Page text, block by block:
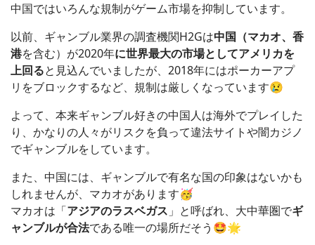
中国ではいろんな規制がゲーム市場を抑制しています。
以前、ギャンブル業界の調査機関H2Gは中国（マカオ、香
港を含む）が2020年に世界最大の市場としてアメリカを
上回ると見込んでいましたが、2018年にはポーカーアプ
リをブロックするなど、規制は厳しくなっています😢
よって、本来ギャンブル好きの中国人は海外でプレイした
り、かなりの人々がリスクを負って違法サイトや闇カジノ
でギャンブルをしています。
また、中国には、ギャンブルで有名な国の印象はないかも
しれませんが、マカオがあります🥳
マカオは「アジアのラスベガス 」と呼ばれ、大中華圏でギ
ャンブルが合法である唯一の場所だそう🤩🌟